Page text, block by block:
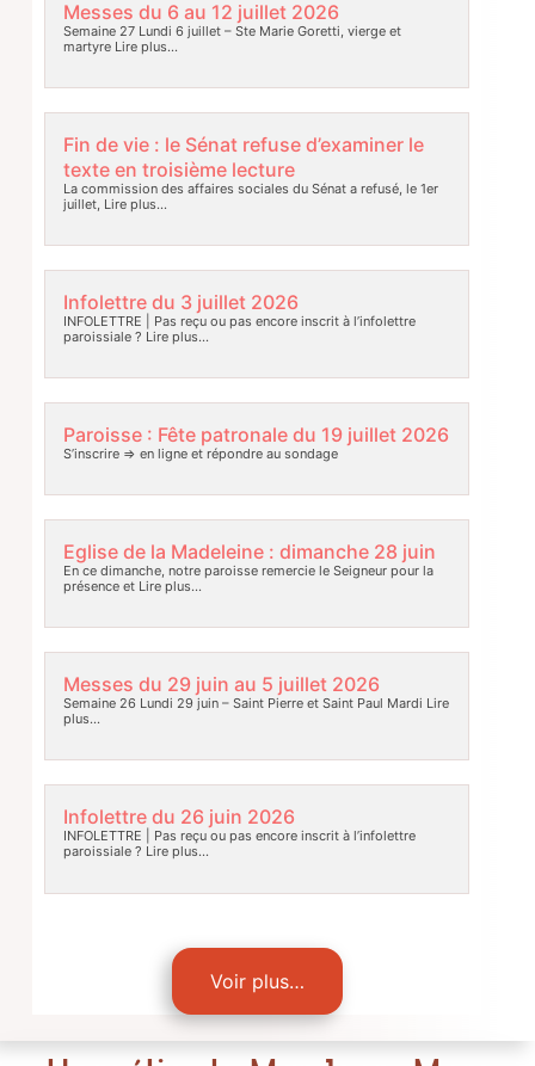
Messes du 6 au 12 juillet 2026
Semaine 27 Lundi 6 juillet – Ste Marie Goretti, vierge et
martyreLire plus…
Fin de vie : le Sénat refuse d’examiner le
texte en troisième lecture
La commission des affaires sociales du Sénat a refusé, le 1er
juillet, Lire plus…
Infolettre du 3 juillet 2026
INFOLETTRE | Pas reçu ou pas encore inscrit à l’infolettre
paroissiale ? Lire plus…
Paroisse : Fête patronale du 19 juillet 2026
S’inscrire => en ligne et répondre au sondage
Eglise de la Madeleine : dimanche 28 juin
En ce dimanche, notre paroisse remercie le Seigneur pour la
présence etLire plus…
Messes du 29 juin au 5 juillet 2026
Semaine 26 Lundi 29 juin – Saint Pierre et Saint Paul Mardi Lire
plus…
Infolettre du 26 juin 2026
INFOLETTRE | Pas reçu ou pas encore inscrit à l’infolettre
paroissiale ? Lire plus…
Voir plus…